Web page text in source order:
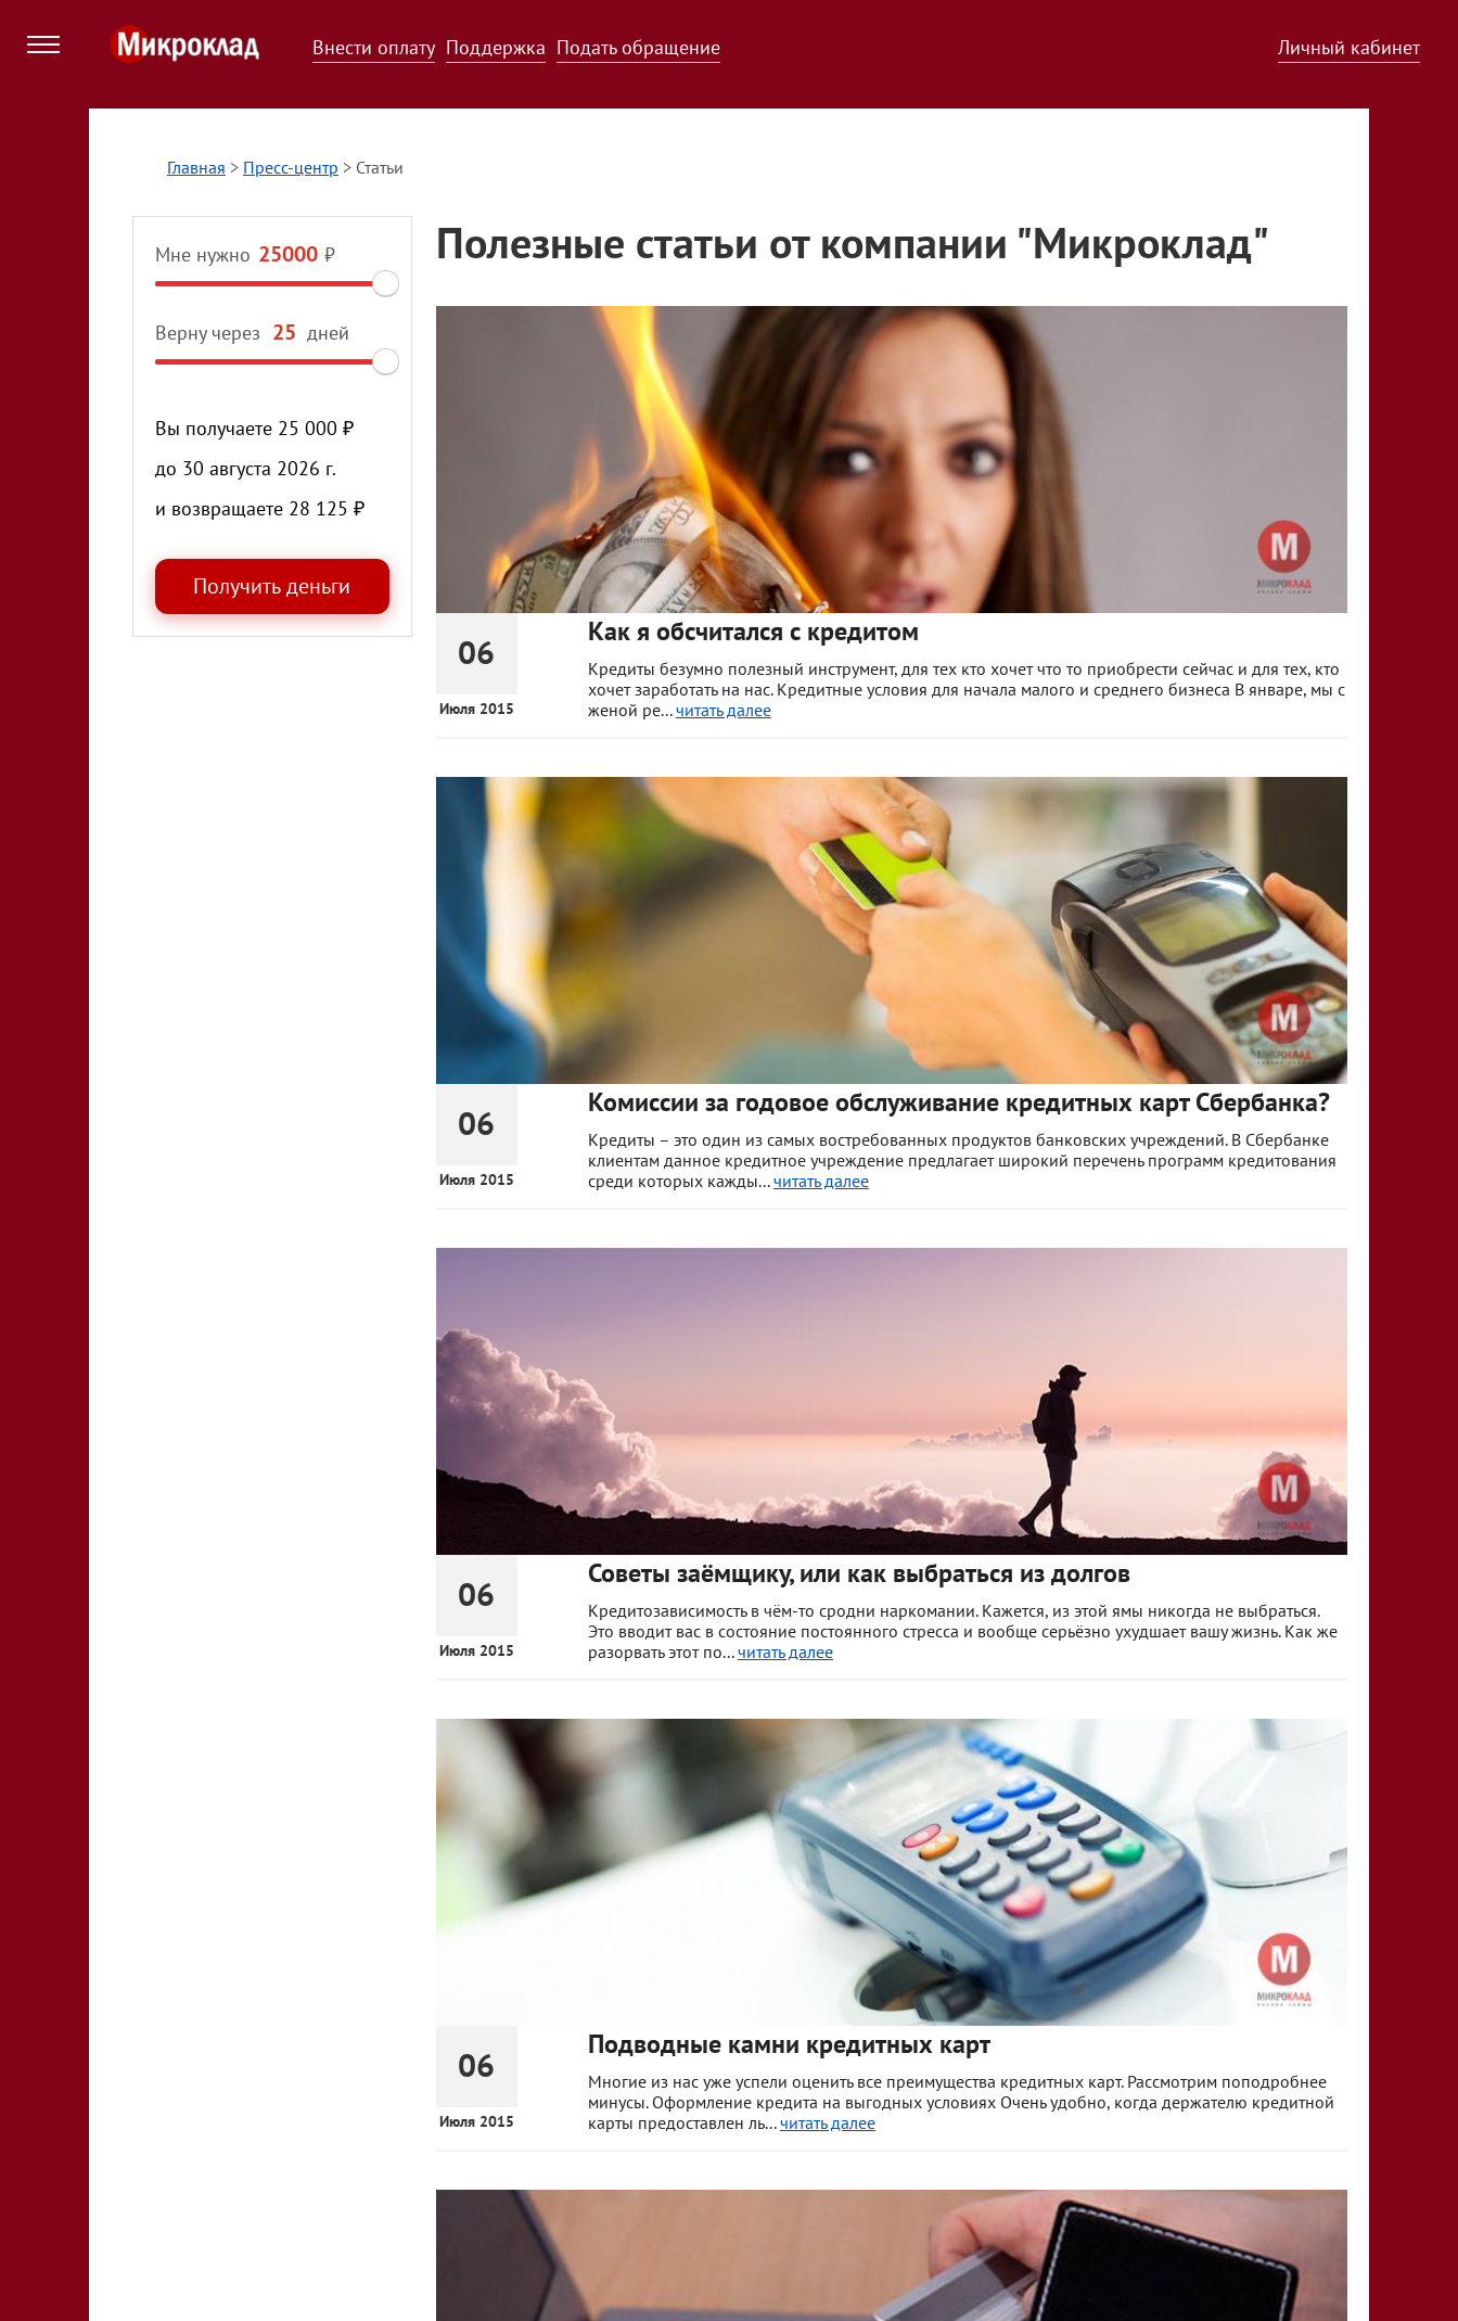
Внести оплату Поддержка Подать обращение Личный кабинет
Главная > Пресс-центр > Статьи
Мне нужно ₽
Верну через дней
Вы получаете 25 000 ₽
до 30 августа 2026 г.
и возвращаете 28 125 ₽
Полезные статьи от компании "Микроклад"
06
Июля 2015
Как я обсчитался с кредитом
Кредиты безумно полезный инструмент, для тех кто хочет что то приобрести сейчас и для тех, кто
хочет заработать на нас. Кредитные условия для начала малого и среднего бизнеса В январе, мы с
женой ре...читать далее
06
Июля 2015
Комиссии за годовое обслуживание кредитных карт Сбербанка?
Кредиты – это один из самых востребованных продуктов банковских учреждений. В Сбербанке
клиентам данное кредитное учреждение предлагает широкий перечень программ кредитования
среди которых кажды...читать далее
06
Июля 2015
Советы заёмщику, или как выбраться из долгов
Кредитозависимость в чём-то сродни наркомании. Кажется, из этой ямы никогда не выбраться.
Это вводит вас в состояние постоянного стресса и вообще серьёзно ухудшает вашу жизнь. Как же
разорвать этот по...читать далее
06
Июля 2015
Подводные камни кредитных карт
Многие из нас уже успели оценить все преимущества кредитных карт. Рассмотрим поподробнее
минусы. Оформление кредита на выгодных условиях Очень удобно, когда держателю кредитной
карты предоставлен ль...читать далее